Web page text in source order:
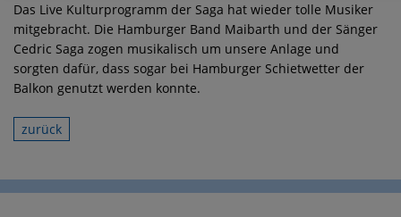
Das Live Kulturprogramm der Saga hat wieder tolle Musiker
mitgebracht. Die Hamburger Band Maibarth und der Sänger
Cedric Saga zogen musikalisch um unsere Anlage und
sorgten dafür, dass sogar bei Hamburger Schietwetter der
Balkon genutzt werden konnte.
zurück